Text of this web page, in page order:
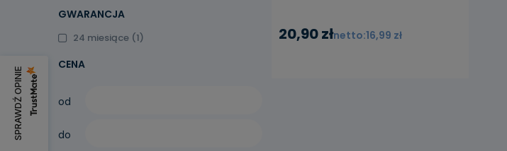
GWARANCJA
24 miesiące (1)
CENA
od
do
20,90 zł 16,99 zł
SPRAWDŹ OPINIE